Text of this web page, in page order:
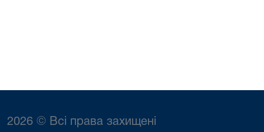
2026 © Всі права захищені